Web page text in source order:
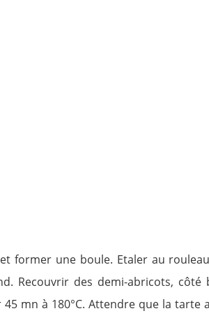
former une boule. Etaler au
Recouvrir des demi-abricots,
mn à 180°C. Attendre que la